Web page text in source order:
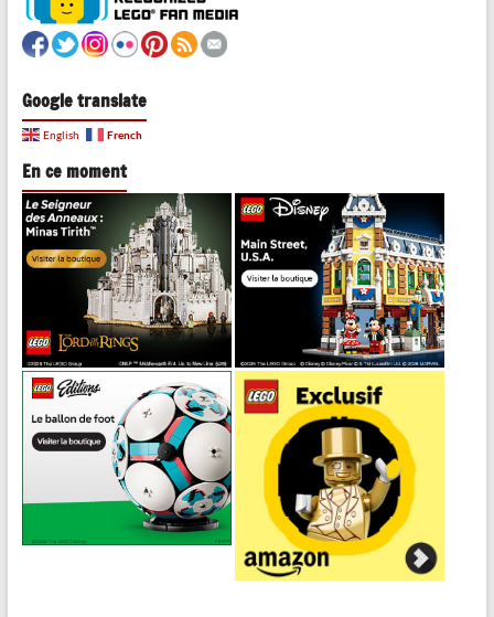
Google translate
English French
En ce moment